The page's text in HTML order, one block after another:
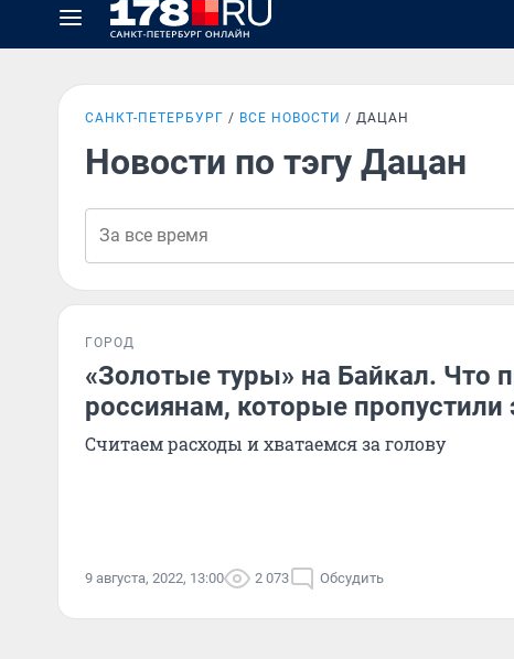
САНКТ-ПЕТЕРБУРГ ВСЕ НОВОСТИ ДАЦАН
Новости по тэгу Дацан
ГОРОД
«Золотые туры» на Байкал. Что
россиянам, которые пропустили
Считаем расходы и хватаемся за голову
9 августа, 2022, 13:00 2 073 Обсудить